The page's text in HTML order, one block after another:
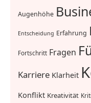
Augenhöhe
Entscheidung Erfahrung
Fortschritt Fragen
Karriere Klarheit
Konflikt Kreativität